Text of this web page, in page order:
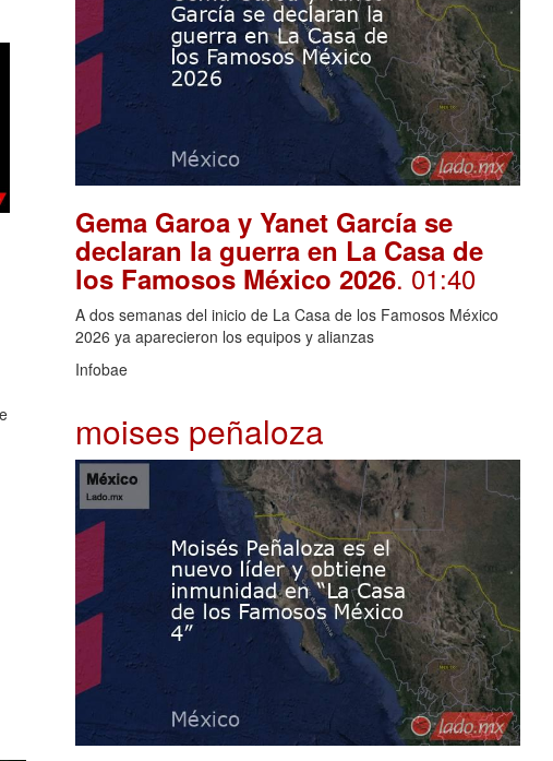
Gema Garoa y Yanet García se
declaran la guerra en La Casa de
los Famosos México 2026. 01:40
A dos semanas del inicio de La Casa de los Famosos México
2026 ya aparecieron los equipos y alianzas
Infobae
moises peñaloza